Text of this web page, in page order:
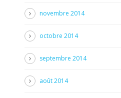
novembre 2014
octobre 2014
septembre 2014
août 2014